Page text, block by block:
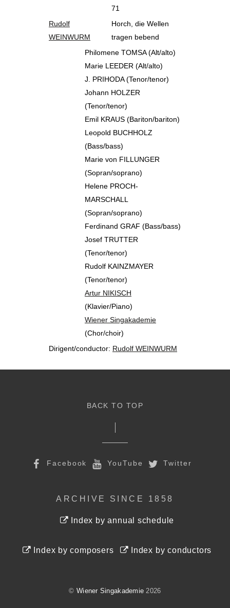
71
Rudolf
WEINWURM
Horch, die Wellen
tragen bebend
Philomene TOMSA (Alt/alto)
Marie LEEDER (Alt/alto)
J. PRIHODA (Tenor/tenor)
Johann HOLZER
(Tenor/tenor)
Emil KRAUS (Bariton/bariton)
Leopold BUCHHOLZ
(Bass/bass)
Marie von FILLUNGER
(Sopran/soprano)
Helene PROCH-
MARSCHALL
(Sopran/soprano)
Ferdinand GRAF (Bass/bass)
Josef TRUTTER
(Tenor/tenor)
Rudolf KAINZMAYER
(Tenor/tenor)
Artur NIKISCH
(Klavier/Piano)
Wiener Singakademie
(Chor/choir)
Dirigent/conductor: Rudolf WEINWURM
BACK TO TOP
Facebook YouTube Twitter
ARCHIVE SINCE 1858
Index by annual schedule
Index by composers Index by conductors
©Wiener Singakademie 2026